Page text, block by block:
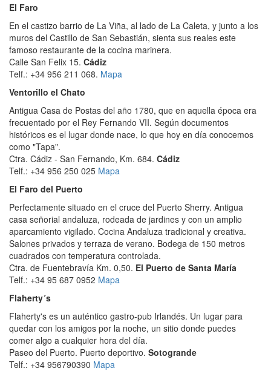
El Faro
En el castizo barrio de La Viña, al lado de La Caleta, y junto a los
muros del Castillo de San Sebastián, sienta sus reales este
famoso restaurante de la cocina marinera.
Calle San Felix 15. Cádiz
Telf.: +34 956 211 068. Mapa
Ventorillo el Chato
Antigua Casa de Postas del año 1780, que en aquella época era
frecuentado por el Rey Fernando VII. Según documentos
históricos es el lugar donde nace, lo que hoy en día conocemos
como "Tapa".
Ctra. Cádiz - San Fernando, Km. 684. Cádiz
Telf.: +34 956 250 025 Mapa
El Faro del Puerto
Perfectamente situado en el cruce del Puerto Sherry. Antigua
casa señorial andaluza, rodeada de jardines y con un amplio
aparcamiento vigilado. Cocina Andaluza tradicional y creativa.
Salones privados y terraza de verano. Bodega de 150 metros
cuadrados con temperatura controlada.
Ctra. de Fuentebravía Km. 0,50. El Puerto de Santa María
Telf.: +34 95 687 0952 Mapa
Flaherty´s
Flaherty's es un auténtico gastro-pub Irlandés. Un lugar para
quedar con los amigos por la noche, un sitio donde puedes
comer algo a cualquier hora del día.
Paseo del Puerto. Puerto deportivo. Sotogrande
Telf.: +34 956790390 Mapa